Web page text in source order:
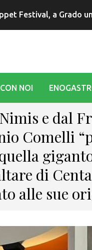
frammenti di vita
NOI
e dal
Comelli
di
alle sue